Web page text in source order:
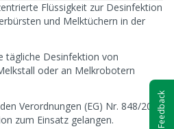
Flüssigkeit zur Desinfektion
und Melktüchern in der
tägliche Desinfektion von
oder an Melkrobotern
Verordnungen (EG) Nr. 848/2018
zum Einsatz gelangen.
Feedback